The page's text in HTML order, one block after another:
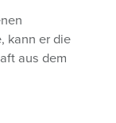
kann er die
aus dem